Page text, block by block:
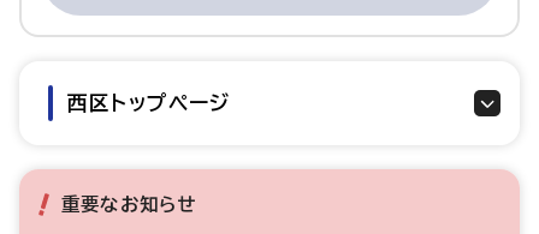
西区トップページ
重要なお知らせ